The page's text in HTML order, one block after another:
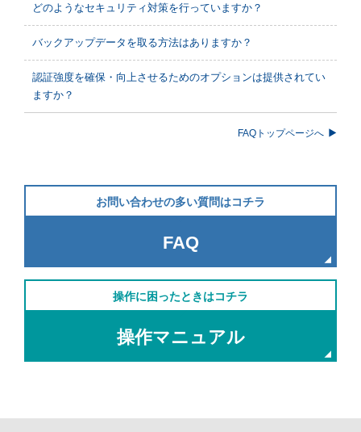
どのようなセキュリティ対策を行っていますか？
バックアップデータを取る方法はありますか？
認証強度を確保・向上させるためのオプションは提供されてい
ますか？
FAQトップページへ
お問い合わせの多い質問はコチラ
FAQ
操作に困ったときはコチラ
操作マニュアル